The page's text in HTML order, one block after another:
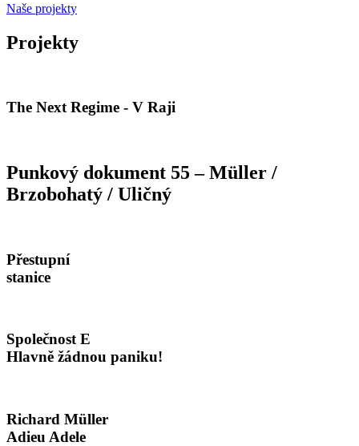
Naše projekty
Projekty
The Next Regime - V Raji
Punkový dokument 55 – Müller /
Brzobohatý / Uličný
Přestupní
stanice
Společnost E
Hlavně žádnou paniku!
Richard Müller
Adieu Adele